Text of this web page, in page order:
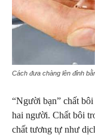
Cách đưa chàng lên đỉnh
“Người bạn” chất
hai người. Chất bôi
chất tương tự như